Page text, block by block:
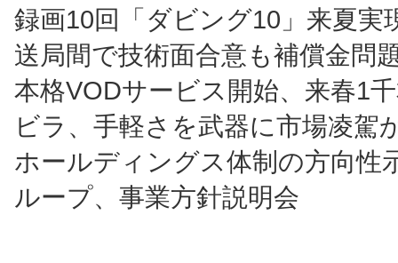
録画10回「ダビング10」来夏実
送局間で技術面合意も補償金問
本格VODサービス開始、来春1
ビラ、手軽さを武器に市場凌駕
ホールディングス体制の方向性
ループ、事業方針説明会